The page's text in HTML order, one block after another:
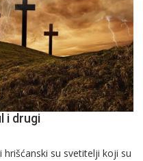
i drugi
su svetitelji koji su